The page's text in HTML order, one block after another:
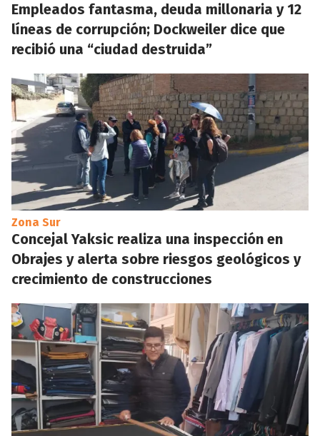
Empleados fantasma, deuda millonaria y 12
líneas de corrupción; Dockweiler dice que
recibió una “ciudad destruida”
Zona Sur
Concejal Yaksic realiza una inspección en
Obrajes y alerta sobre riesgos geológicos y
crecimiento de construcciones